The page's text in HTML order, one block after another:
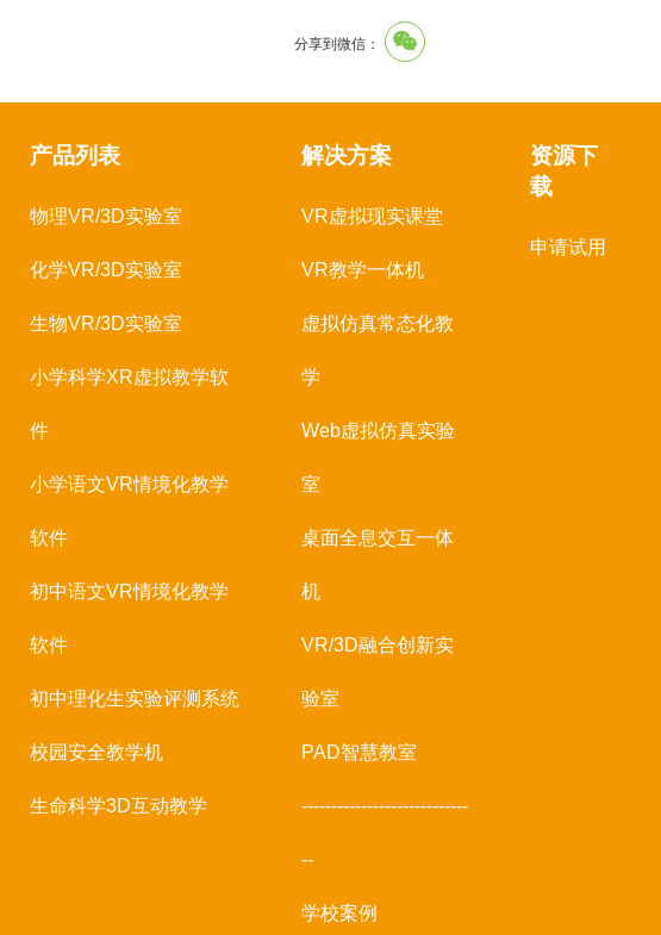
分享到微信：
产品列表
物理VR/3D实验室
化学VR/3D实验室
生物VR/3D实验室
小学科学XR虚拟教学软
件
小学语文VR情境化教学
软件
初中语文VR情境化教学
软件
初中理化生实验评测系统
校园安全教学机
生命科学3D互动教学
解决方案
VR虚拟现实课堂
VR教学一体机
虚拟仿真常态化教
学
Web虚拟仿真实验
室
桌面全息交互一体
机
VR/3D融合创新实
验室
PAD智慧教室
----------------------------
--
学校案例
资源下
载
申请试用